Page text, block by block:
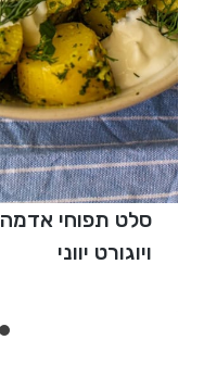
סלט תפוחי
ויוגורט יווני